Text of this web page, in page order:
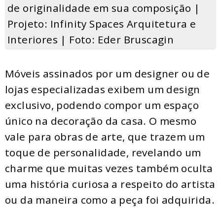
de originalidade em sua composição |
Projeto: Infinity Spaces Arquitetura e
Interiores | Foto: Eder Bruscagin
Móveis assinados por um designer ou de
lojas especializadas exibem um design
exclusivo, podendo compor um espaço
único na decoração da casa. O mesmo
vale para obras de arte, que trazem um
toque de personalidade, revelando um
charme que muitas vezes também oculta
uma história curiosa a respeito do artista
ou da maneira como a peça foi adquirida.